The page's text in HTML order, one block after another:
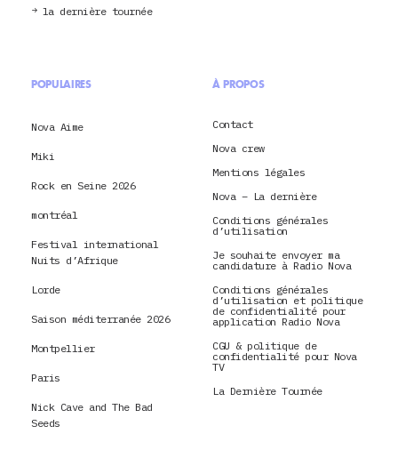
la dernière tournée
POPULAIRES
Nova Aime
Miki
Rock en Seine 2026
montréal
Festival international
Nuits d’Afrique
Lorde
Saison méditerranée 2026
Montpellier
Paris
Nick Cave and The Bad
Seeds
À PROPOS
Contact
Nova crew
Mentions légales
Nova – La dernière
Conditions générales
d’utilisation
Je souhaite envoyer ma
candidature à Radio Nova
Conditions générales
d’utilisation et politique
de confidentialité pour
application Radio Nova
CGU & politique de
confidentialité pour Nova
TV
La Dernière Tournée